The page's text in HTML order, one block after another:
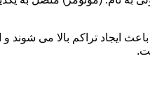
ایجاد تراکم بالا می شوند